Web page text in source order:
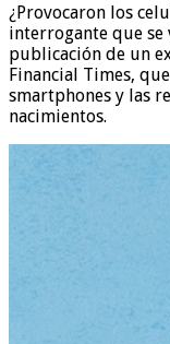
¿Provocaron los
interrogante que se
publicación de un
Financial Times,
smartphones y las
nacimientos.